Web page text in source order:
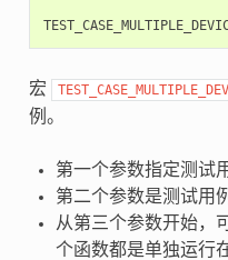
宏
例。
第一个参数指定测试
第二个参数是测试用
从第三个参数开始，
个函数都是单独运行